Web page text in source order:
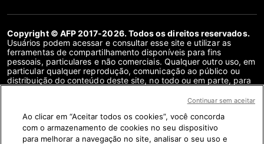
Copyright © AFP 2017-2026. Todos os direitos reservados.
Usuários podem acessar e consultar esse site e utilizar as
ferramentas de compartilhamento disponíveis para fins
pessoais, particulares e não comerciais. Qualquer outro uso, em
particular qualquer reprodução, comunicação ao público ou
distribuição do conteúdo deste site, no todo ou em parte, para
contrato de licença específico assinado com a AFP, é
meio de links no conteúdo de verificação de fatos são
fornecidos na medida necessária para a correta compreensão
da checagem da informação em questão. A AFP não obteve
Ao clicar em “Aceitar todos os cookies”, você concorda
com o armazenamento de cookies no seu dispositivo
para melhorar a navegação no site, analisar o seu uso e
Continuar sem aceitar